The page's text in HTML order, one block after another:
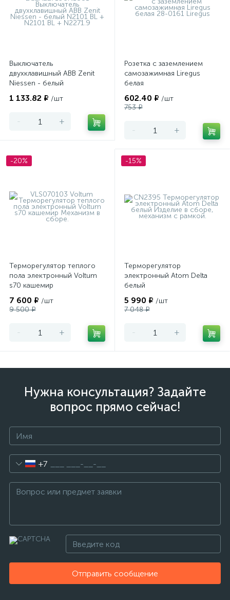
Выключатель
двухклавишный ABB Zenit
Niessen - белый
1 133.82 ₽ /шт
- +
Розетка с заземлением
самозажимная Liregus
белая
602.40 ₽ /шт
753 ₽
- +
-20%
Терморегулятор теплого
пола электронный Voltum
s70 кашемир
7 600 ₽ /шт
9 500 ₽
- +
-15%
Терморегулятор
электронный Atom Delta
белый
5 990 ₽ /шт
7 048 ₽
- +
Нужна консультация? Задайте
вопрос прямо сейчас!
+7
Отправить сообщение